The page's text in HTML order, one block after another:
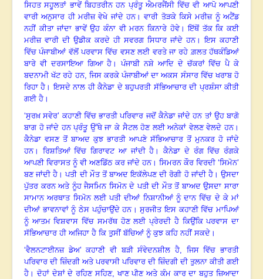
ਸਿਹਤ ਸਹੂਲਤਾਂ ਭਾਵੇਂ ਬਿਹਤਰੀਨ ਹਨ ਪ੍ਰੰਤੂ ਐਮਰਜੈਂਸੀ ਵਿੱਚ ਵੀ ਆਪੋ ਆਪਣੀ
ਵਾਰੀ ਅਨੁਸਾਰ ਹੀ ਮਰੀਜ਼ ਵੇਖੇ ਜਾਂਦੇ ਹਨ।ਵਾਰੀ ਤੋੜਕੇ ਕਿਸੇ ਮਰੀਜ਼ ਨੂੰ ਅਟੈਂਡ
ਨਹੀਂ ਕੀਤਾ ਜਾਂਦਾ ਭਾਵੇਂ ਉਹ ਕੰਨਾ ਵੀ ਮਰਨ ਕਿਨਾਰੇ ਹੋਵੇ।ਇੱਥੋਂ ਤੱਕ ਕਿ ਕਈ
ਮਰੀਜ਼ ਵਾਰੀ ਦੀ ਉਡੀਕ ਕਰਦੇ ਹੀ ਸਵਰਗ ਸਿਧਾਰ ਜਾਂਦੇ ਹਨ।ਇਸ ਕਹਾਣੀ
ਵਿੱਚ ਪੰਜਾਬੀਆਂ ਵੱਲੋਂ ਪਰਵਾਸ ਵਿੱਚ ਵਸਣ ਲਈ ਵਰਤੇ ਜਾ ਰਹੇ ਗ਼ਲਤ ਹੱਥਕੰਡਿਆਂ
ਬਾਰੇ ਵੀ ਦਰਸਾਇਆ ਗਿਆ ਹੈ ।ਪੰਜਾਬੀ ਨਸ਼ੇ ਆਦਿ ਦੇ ਚੱਕਰਾਂ ਵਿੱਚ ਪੈ ਕੇ
ਬਦਨਾਮੀ ਖੱਟ ਰਹੇ ਹਨ, ਜਿਸ ਕਰਕੇ ਪੰਜਾਬੀਆਂ ਦਾ ਅਕਸ ਸੰਸਾਰ ਵਿੱਚ ਖਰਾਬ ਹੋ
ਰਿਹਾ ਹੈ ।ਇਸਦੇ ਨਾਲ ਹੀ ਕੈਨੇਡਾ ਦੇ ਬਹੁਪਰਤੀ ਸੱਭਿਆਚਾਰ ਦੀ ਪ੍ਰਸ਼ੰਸਾ ਕੀਤੀ
ਗਈ ਹੈ ।
‘ਸੁਰਖ਼ ਸਵੇਰ’ ਕਹਾਣੀ ਵਿੱਚ ਭਾਰਤੀ ਪਰਿਵਾਰ ਜਦੋਂ ਕੈਨੇਡਾ ਜਾਂਦੇ ਹਨ ਤਾਂ ਉਹ ਬਾਗੋ
ਬਾਗ ਹੋ ਜਾਂਦੇ ਹਨ ਪ੍ਰੰਤੂ ਉੱਥੇ ਜਾ ਕੇ ਸੈਟਲ ਹੋਣ ਲਈ ਅਨੇਕਾਂ ਵੇਲਣ ਵੇਲਦੇ ਹਨ।
ਕੈਨੇਡਾ ਵਸਣ ਤੋਂ ਬਾਅਦ ਕੁਝ ਭਾਰਤੀ ਆਪਣੇ ਸੱਭਿਆਚਾਰ ਤੋਂ ਮੁਨਕਰ ਹੋ ਜਾਂਦੇ
ਹਨ। ਰਿਸ਼ਤਿਆਂ ਵਿੱਚ ਗਿਰਾਵਟ ਆ ਜਾਂਦੀ ਹੈ ।ਕੈਨੇਡਾ ਦੇ ਰੰਗ ਵਿੱਚ ਰੰਗਕੇ
ਆਪਣੀ ਵਿਰਾਸਤ ਨੂੰ ਵੀ ਅਣਡਿੱਠ ਕਰ ਜਾਂਦੇ ਹਨ। ਸਿਮਰਨ ਕੌਰ ਵਿਰਦੀ ‘ਸਿਮੋਨ’
ਬਣ ਜਾਂਦੀ ਹੈ ।ਪਤੀ ਦੀ ਮੌਤ ਤੋਂ ਬਾਅਦ ਇਕੱਲੇਪਣ ਦੀ ਰੋਗੀ ਹੋ ਜਾਂਦੀ ਹੈ।ਉਸਦਾ
ਪੁੱਤਰ ਕਰਨ ਅਤੇ ਨੂੰਹ ਜੈਸਮਿਨ ਸਿਮੋਨ ਦੇ ਪਤੀ ਦੀ ਮੌਤ ਤੋਂ ਬਾਅਦ ਉਸਦਾ ਸਾਰਾ
ਸਾਮਾਨ ਅਰਥਾਤ ਸਿਮੋਨ ਲਈ ਪਤੀ ਦੀਆਂ ਨਿਸ਼ਾਨੀਆਂ ਨੂੰ ਦਾਨ ਵਿੱਚ ਦੇ ਕੇ ਮਾਂ
ਦੀਆਂ ਭਾਵਨਾਵਾਂ ਨੂੰ ਠੇਸ ਪਹੁੰਚਾਉਂਦੇ ਹਨ।ਸੁਰਜੀਤ ਇਸ ਕਹਾਣੀ ਵਿੱਚ ਮਾਪਿਆਂ
ਨੂੰ ਆਤਮ ਵਿਸ਼ਵਾਸ ਵਿੱਚ ਸਮਰੱਥ ਹੋਣ ਲਈ ਪ੍ਰੇਰਦੀ ਹੈ ਕਿਉਂਕਿ ਪਰਵਾਸ ਦਾ
ਸੱਭਿਆਚਾਰ ਹੀ ਅਜਿਹਾ ਹੈ ਕਿ ਤੁਸੀਂ ਬੱਚਿਆਂ ਨੂੰ ਕੁਝ ਕਹਿ ਨਹੀਂ ਸਕਦੇ ।
‘ਵੈਲਨਟਾਈਨਜ਼ ਡੇਅ’ ਕਹਾਣੀ ਵੀ ਬੜੀ ਸੰਵੇਦਨਸ਼ੀਲ ਹੈ, ਜਿਸ ਵਿੱਚ ਭਾਰਤੀ
ਪਰਿਵਾਰ ਦੀ ਜ਼ਿੰਦਗੀ ਅਤੇ ਪਰਵਾਸੀ ਪਰਿਵਾਰ ਦੀ ਜ਼ਿੰਦਗੀ ਦੀ ਤੁਲਨਾ ਕੀਤੀ ਗਈ
ਹੈ । ਦੋਹਾਂ ਦੇਸ਼ਾਂ ਦੇ ਰਹਿਣ ਸਹਿਣ, ਖਾਣ ਪੀਣ ਅਤੇ ਕੰਮ ਕਾਰ ਦਾ ਬਹੁਤ ਜ਼ਿਆਦਾ